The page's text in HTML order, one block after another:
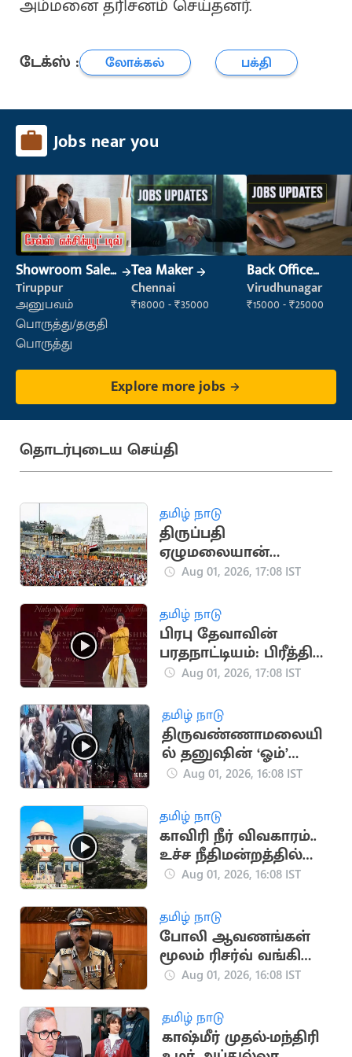
அம்மனை தரிசனம் செய்தனர்.
டேக்ஸ் : லோக்கல் பக்தி
Jobs near you
Showroom Sales
Executive (Retail
Sales)
Tiruppur
அனுபவம்
பொருத்து/தகுதி
பொருத்து
Tea Maker
Chennai
₹18000 - ₹35000
Back Office
Executive
(Administration)
Virudhunagar
₹15000 - ₹25000
Explore more jobs
தொடர்புடைய செய்தி
தமிழ் நாடு
திருப்பதி
ஏழுமலையான்
கோயிலில் செப்.15-ல்
பிரம்மோற்சவ விழா
தொடக்கம்
Aug 01, 2026, 17:08 IST
தமிழ் நாடு
பிரபு தேவாவின்
பரதநாட்டியம்: பிரீத்தி
சஞ்சீவின் விமர்சனம்
Aug 01, 2026, 17:08 IST
தமிழ் நாடு
திருவண்ணாமலையி
ல் தனுஷின் ‘ஓம்’
படப்பிடிப்பு: திரண்ட
Aug 01, 2026, 16:08 IST
தமிழ் நாடு
காவிரி நீர் விவகாரம்..
உச்ச நீதிமன்றத்தில்
திமுக அவசர மனு
Aug 01, 2026, 16:08 IST
தமிழ் நாடு
போலி ஆவணங்கள்
மூலம் ரிசர்வ் வங்கி
மோசடி: முக்கிய
Aug 01, 2026, 16:08 IST
தமிழ் நாடு
காஷ்மீர் முதல்-மந்திரி